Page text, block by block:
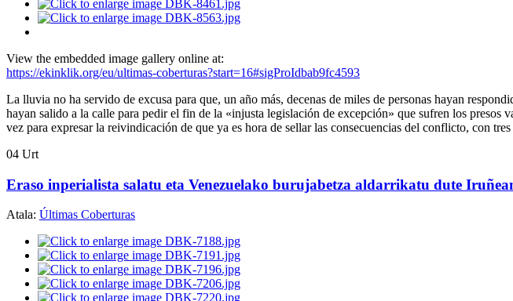
View the embedded image gallery online at:
https://ekinklik.org/eu/ultimas-coberturas?start=16#sigProIdbab9fc4593
La lluvia no ha servido de excusa para que, un año más, decenas de miles de personas hayan
hayan salido a la calle para pedir el fin de la «injusta legislación de excepción» que sufren los presos
vez para expresar la reivindicación de que ya es hora de sellar las consecuencias del conflicto, con
04 Urt
Eraso inperialista salatu eta Venezuelako burujabetza aldarrikatu dute
Atala: Últimas Coberturas